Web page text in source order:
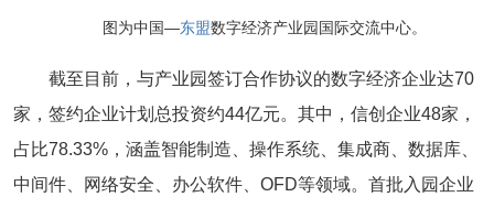
图为中国—东盟数字经济产业园国际交流中心。
截至目前，与产业园签订合作协议的数字经济企业达70
家，签约企业计划总投资约44亿元。其中，信创企业48家，
占比78.33%，涵盖智能制造、操作系统、集成商、数据库、
中间件、网络安全、办公软件、OFD等领域。首批入园企业